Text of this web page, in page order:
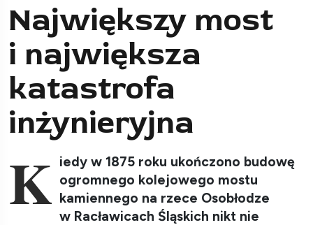
Największy most
i największa
katastrofa
inżynieryjna
K iedy w 1875 roku ukończono budowę
ogromnego kolejowego mostu
kamiennego na rzece Osobłodze
w Racławicach Śląskich nikt nie